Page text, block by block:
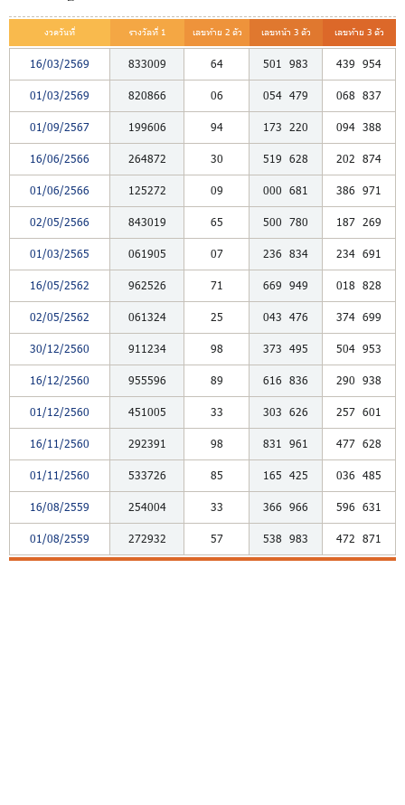
งวดวันที่ รางวัลที่ 1 เลขท้าย 2 ตัว เลขหน้า 3 ตัว เลขท้าย 3 ตัว
16/03/2569 833009 64 501 983 439 954
01/03/2569 820866 06 054 479 068 837
01/09/2567 199606 94 173 220 094 388
16/06/2566 264872 30 519 628 202 874
01/06/2566 125272 09 000 681 386 971
02/05/2566 843019 65 500 780 187 269
01/03/2565 061905 07 236 834 234 691
16/05/2562 962526 71 669 949 018 828
02/05/2562 061324 25 043 476 374 699
30/12/2560 911234 98 373 495 504 953
16/12/2560 955596 89 616 836 290 938
01/12/2560 451005 33 303 626 257 601
16/11/2560 292391 98 831 961 477 628
01/11/2560 533726 85 165 425 036 485
16/08/2559 254004 33 366 966 596 631
01/08/2559 272932 57 538 983 472 871